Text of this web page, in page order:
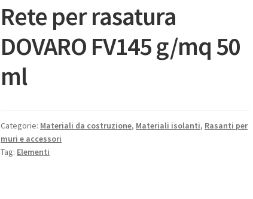
Rete per rasatura
DOVARO FV145 g/mq 50
ml
Categorie: Materiali da costruzione, Materiali isolanti, Rasanti per
muri e accessori
Tag: Elementi